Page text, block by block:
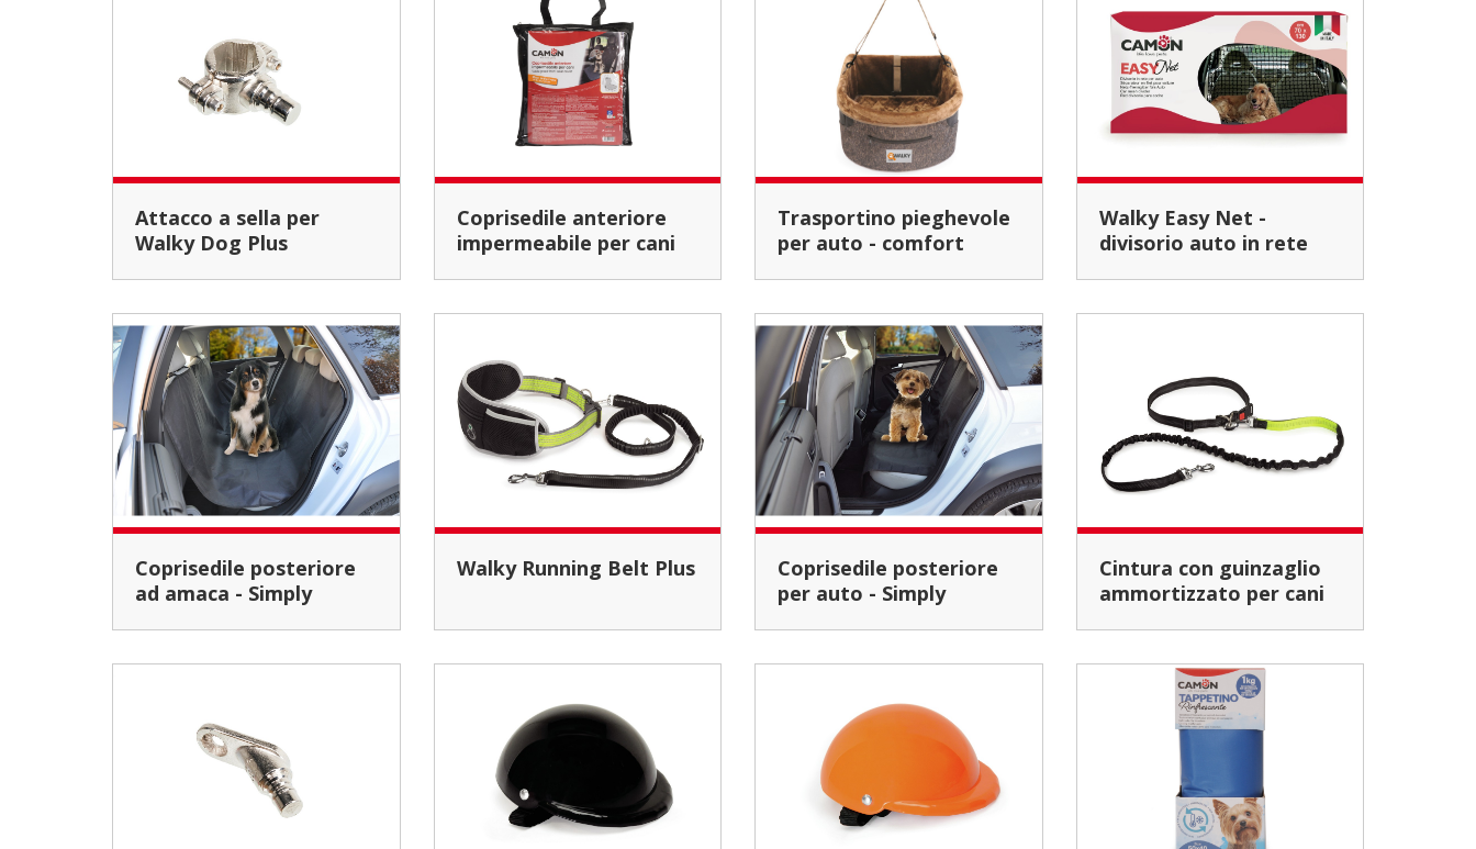
Attacco a sella per
Walky Dog Plus
Coprisedile anteriore
impermeabile per cani
Trasportino pieghevole
per auto - comfort
Walky Easy Net -
divisorio auto in rete
Coprisedile posteriore
ad amaca - Simply
Walky Running Belt Plus
Coprisedile posteriore
per auto - Simply
Cintura con guinzaglio
ammortizzato per cani